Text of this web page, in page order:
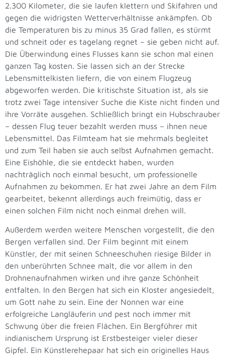
2.300 Kilometer, die sie laufen klettern und Skifahren und
gegen die widrigsten Wetterverhältnisse ankämpfen. Ob
die Temperaturen bis zu minus 35 Grad fallen, es stürmt
und schneit oder es tagelang regnet – sie geben nicht auf.
Die Überwindung eines Flusses kann sie schon mal einen
ganzen Tag kosten. Sie lassen sich an der Strecke
Lebensmittelkisten liefern, die von einem Flugzeug
abgeworfen werden. Die kritischste Situation ist, als sie
trotz zwei Tage intensiver Suche die Kiste nicht finden und
ihre Vorräte ausgehen. Schließlich bringt ein Hubschrauber
– dessen Flug teuer bezahlt werden muss – ihnen neue
Lebensmittel. Das Filmteam hat sie mehrmals begleitet
und zum Teil haben sie auch selbst Aufnahmen gemacht.
Eine Eishöhle, die sie entdeckt haben, wurden
nachträglich noch einmal besucht, um professionelle
Aufnahmen zu bekommen. Er hat zwei Jahre an dem Film
gearbeitet, bekennt allerdings auch freimütig, dass er
einen solchen Film nicht noch einmal drehen will.
Außerdem werden weitere Menschen vorgestellt, die den
Bergen verfallen sind. Der Film beginnt mit einem
Künstler, der mit seinen Schneeschuhen riesige Bilder in
den unberührten Schnee malt, die vor allem in den
Drohnenaufnahmen wirken und ihre ganze Schönheit
entfalten. In den Bergen hat sich ein Kloster angesiedelt,
um Gott nahe zu sein. Eine der Nonnen war eine
erfolgreiche Langläuferin und pest noch immer mit
Schwung über die freien Flächen. Ein Bergführer mit
indianischem Ursprung ist Erstbesteiger vieler dieser
Gipfel. Ein Künstlerehepaar hat sich ein originelles Haus